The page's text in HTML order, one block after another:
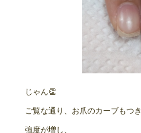
じゃん👏
ご覧な通り、お爪のカーブもつき
強度が増し、